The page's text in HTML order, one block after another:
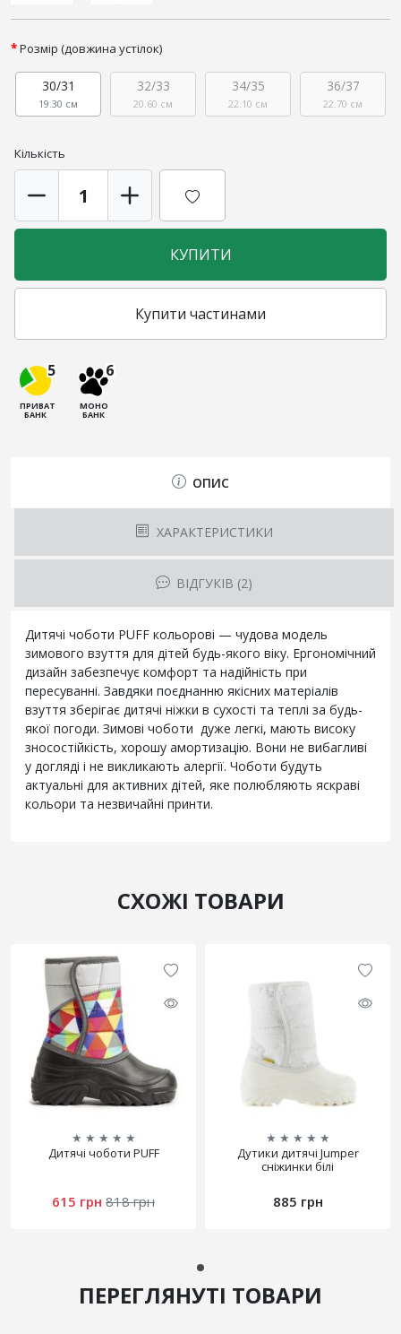
Розмір (довжина устілок)
30/31
19.30 см
32/33
20.60 см
34/35
22.10 см
36/37
22.70 см
Кількість
КУПИТИ
Купити частинами
5
ПРИВАТ
БАНК
6
МОНО
БАНК
ОПИС
ХАРАКТЕРИСТИКИ
ВІДГУКІВ (2)
Дитячі чоботи PUFF кольорові — чудова модель
зимового взуття для дітей будь-якого віку. Ергономічний
дизайн забезпечує комфорт та надійність при
пересуванні. Завдяки поєднанню якісних матеріалів
взуття зберігає дитячі ніжки в сухості та теплі за будь-
якої погоди. Зимові чоботи дуже легкі, мають високу
зносостійкість, хорошу амортизацію. Вони не вибагливі
у догляді і не викликають алергії. Чоботи будуть
актуальні для активних дітей, яке полюбляють яскраві
кольори та незвичайні принти.
СХОЖІ ТОВАРИ
★ ★ ★ ★ ★
Дитячі чоботи PUFF
615 грн 818 грн
★ ★ ★ ★ ★
Дутики дитячі Jumper
сніжинки білі
885 грн
ПЕРЕГЛЯНУТІ ТОВАРИ